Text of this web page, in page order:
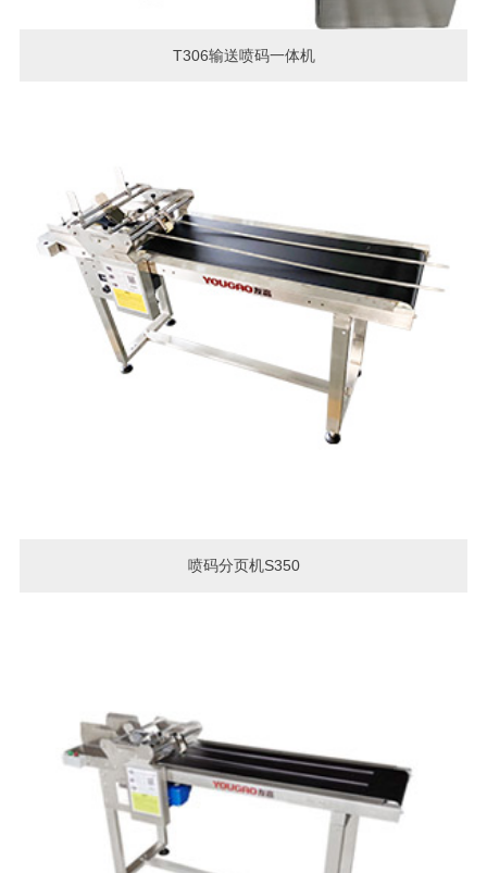
T306输送喷码一体机
喷码分页机S350